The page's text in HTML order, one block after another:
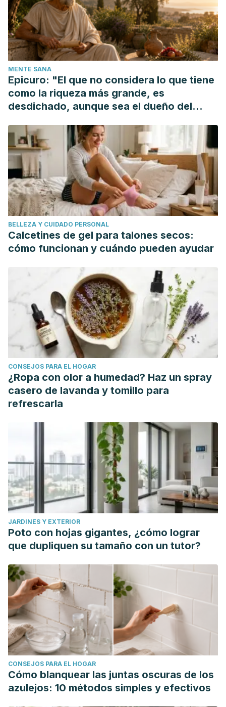
Abdel-Misih, S. R. Z., & Bloomston, M. (2010). Liver Anatomy.
Surgical Clinics of North America.
https://doi.org/10.1016/j.suc.2010.04.017
Ellis, H. (2011). Anatomy of the liver. Surgery.
https://doi.org/10.1016/j.mpsur.2011.09.012
MENTE SANA
Epicuro: "El que no considera lo que tiene
como la riqueza más grande, es
desdichado, aunque sea el dueño del
BELLEZA Y CUIDADO PERSONAL
Calcetines de gel para talones secos:
cómo funcionan y cuándo pueden ayudar
CONSEJOS PARA EL HOGAR
¿Ropa con olor a humedad? Haz un spray
casero de lavanda y tomillo para
refrescarla
JARDINES Y EXTERIOR
Poto con hojas gigantes, ¿cómo lograr
que dupliquen su tamaño con un tutor?
CONSEJOS PARA EL HOGAR
Cómo blanquear las juntas oscuras de los
azulejos: 10 métodos simples y efectivos